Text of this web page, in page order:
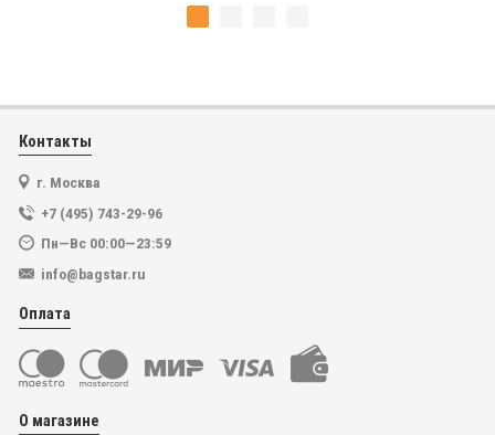
Контакты
г. Москва
+7 (495) 743-29-96
Пн—Вс 00:00—23:59
info@bagstar.ru
Оплата
О магазине